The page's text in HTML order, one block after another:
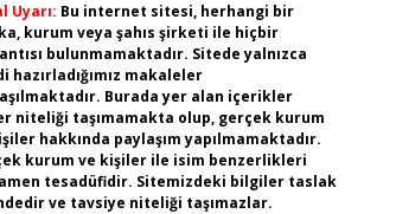
Uyarı: Bu internet sitesi, herhangi bir
kurum veya şahıs şirketi ile hiçbir
bulunmamaktadır. Sitede yalnızca
hazırladığımız makaleler
Burada yer alan içerikler
niteliği taşımamakta olup, gerçek kurum
hakkında paylaşım yapılmamaktadır.
kurum ve kişiler ile isim benzerlikleri
tesadüfidir. Sitemizdeki bilgiler taslak
ve tavsiye niteliği taşımazlar.